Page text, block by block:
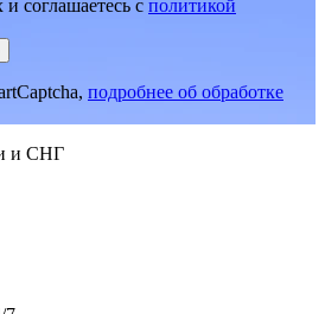
соглашаетесь c политикой
подробнее об обработке
и СНГ